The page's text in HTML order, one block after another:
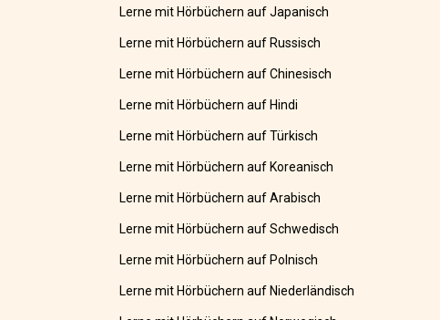
Lerne mit Hörbüchern auf Japanisch
Lerne mit Hörbüchern auf Russisch
Lerne mit Hörbüchern auf Chinesisch
Lerne mit Hörbüchern auf Hindi
Lerne mit Hörbüchern auf Türkisch
Lerne mit Hörbüchern auf Koreanisch
Lerne mit Hörbüchern auf Arabisch
Lerne mit Hörbüchern auf Schwedisch
Lerne mit Hörbüchern auf Polnisch
Lerne mit Hörbüchern auf Niederländisch